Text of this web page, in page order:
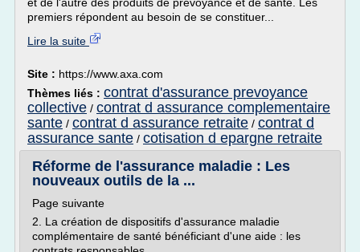
premiers répondent au besoin de se constituer...
Lire la suite
Site : https://www.axa.com
Thèmes liés : contrat d'assurance prevoyance
collective / contrat d assurance complementaire
sante / contrat d assurance retraite / contrat d
assurance sante / cotisation d epargne retraite
Réforme de l'assurance maladie : Les
nouveaux outils de la ...
Page suivante
2. La création de dispositifs d'assurance maladie
complémentaire de santé bénéficiant d'une aide : les